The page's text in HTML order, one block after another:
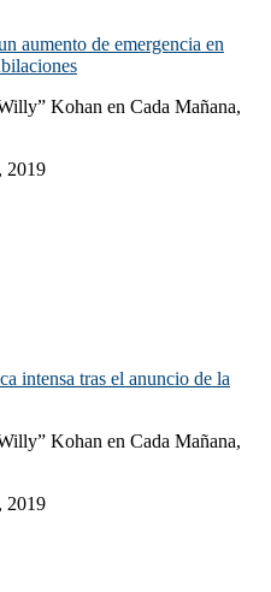
aumento de emergencia en
Kohan en Cada Mañana,
2019
intensa tras el anuncio de la
Kohan en Cada Mañana,
2019